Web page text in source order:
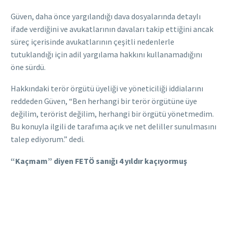
Güven, daha önce yargılandığı dava dosyalarında detaylı
ifade verdiğini ve avukatlarının davaları takip ettiğini ancak
süreç içerisinde avukatlarının çeşitli nedenlerle
tutuklandığı için adil yargılama hakkını kullanamadığını
öne sürdü.
Hakkındaki terör örgütü üyeliği ve yöneticiliği iddialarını
reddeden Güven, “Ben herhangi bir terör örgütüne üye
değilim, terörist değilim, herhangi bir örgütü yönetmedim.
Bu konuyla ilgili de tarafıma açık ve net deliller sunulmasını
talep ediyorum.” dedi.
“Kaçmam” diyen FETÖ sanığı 4 yıldır kaçıyormuş